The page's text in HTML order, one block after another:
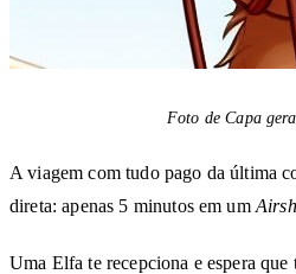
Foto de Capa
A viagem com tudo pago da última
direta: apenas 5 minutos em um
Uma Elfa te recepciona e espera